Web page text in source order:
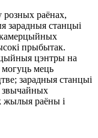
розных раёнах,
зарадныя станцыі
камерцыйных
прыбытак.
цэнтры на
могуць мець
зарадныя станцыі
звычайных
жылыя раёны і